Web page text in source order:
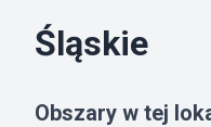
Śląskie
Obszary w tej